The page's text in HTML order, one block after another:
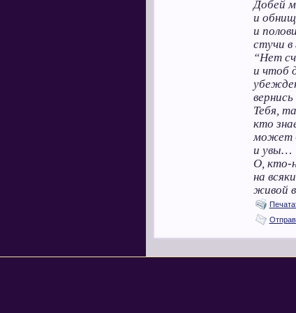
Добей
и
и
стучи в
“Нет
и чтоб
Тебя,
кто
может
и увы…
О, кто-
на
живой